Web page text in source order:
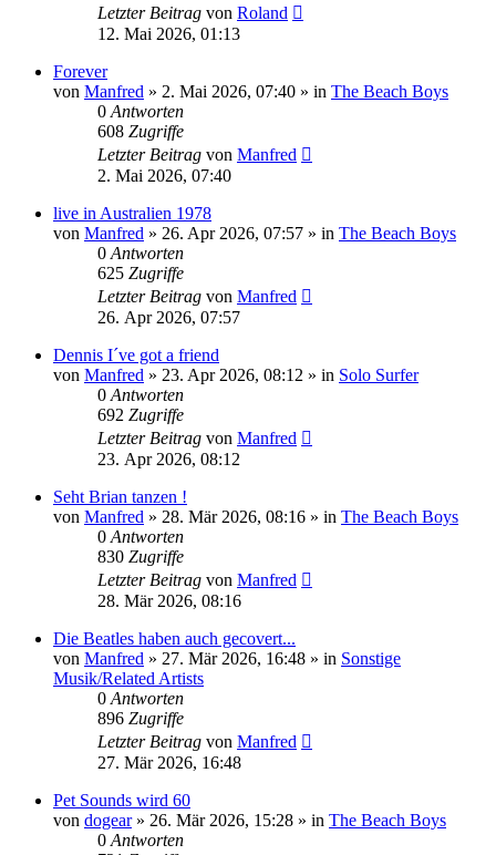
Letzter Beitrag von Roland
12. Mai 2026, 01:13
Forever
von Manfred » 2. Mai 2026, 07:40 » in The Beach Boys
0 Antworten
608 Zugriffe
Letzter Beitrag von Manfred
2. Mai 2026, 07:40
live in Australien 1978
von Manfred » 26. Apr 2026, 07:57 » in The Beach Boys
0 Antworten
625 Zugriffe
Letzter Beitrag von Manfred
26. Apr 2026, 07:57
Dennis I´ve got a friend
von Manfred » 23. Apr 2026, 08:12 » in Solo Surfer
0 Antworten
692 Zugriffe
Letzter Beitrag von Manfred
23. Apr 2026, 08:12
Seht Brian tanzen !
von Manfred » 28. Mär 2026, 08:16 » in The Beach Boys
0 Antworten
830 Zugriffe
Letzter Beitrag von Manfred
28. Mär 2026, 08:16
Die Beatles haben auch gecovert...
von Manfred » 27. Mär 2026, 16:48 » in Sonstige
Musik/Related Artists
0 Antworten
896 Zugriffe
Letzter Beitrag von Manfred
27. Mär 2026, 16:48
Pet Sounds wird 60
von dogear» 26. Mär 2026, 15:28 » in The Beach Boys
0 Antworten